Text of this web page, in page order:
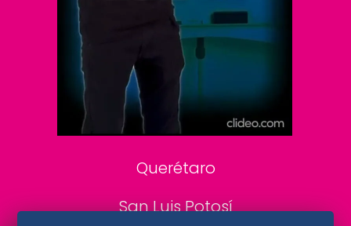
DeDinero
Confabulario
Aviso Oportuno
Consultas
Querétaro
San Luis Potosí